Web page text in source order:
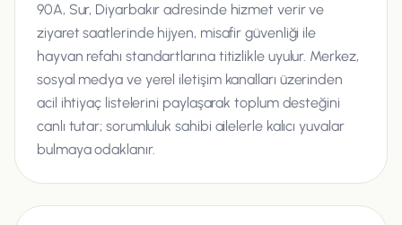
90A, Sur, Diyarbakır adresinde hizmet verir ve
ziyaret saatlerinde hijyen, misafir güvenliği ile
hayvan refahı standartlarına titizlikle uyulur. Merkez,
sosyal medya ve yerel iletişim kanalları üzerinden
acil ihtiyaç listelerini paylaşarak toplum desteğini
canlı tutar; sorumluluk sahibi ailelerle kalıcı yuvalar
bulmaya odaklanır.